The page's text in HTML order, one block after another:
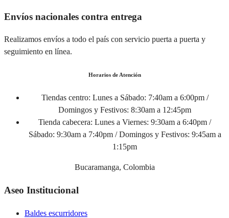
Envíos nacionales contra entrega
Realizamos envíos a todo el país con servicio puerta a puerta y
seguimiento en línea.
Horarios de Atención
Tiendas centro: Lunes a Sábado: 7:40am a 6:00pm /
Domingos y Festivos: 8:30am a 12:45pm
Tienda cabecera: Lunes a Viernes: 9:30am a 6:40pm /
Sábado: 9:30am a 7:40pm / Domingos y Festivos: 9:45am a
1:15pm
Bucaramanga, Colombia
Aseo Institucional
Baldes escurridores